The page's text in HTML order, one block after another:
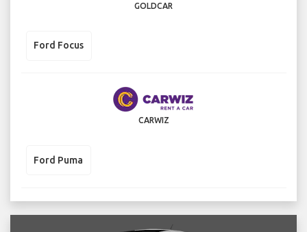
GOLDCAR
Ford Focus
CARWIZ
Ford Puma